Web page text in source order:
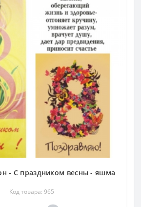
- С праздником весны - яшма
Код товара: 965